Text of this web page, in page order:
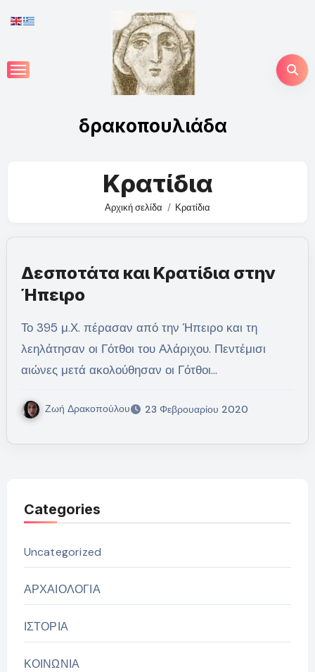
to
δρακοπουλιάδα
Κρατίδια
Αρχική σελίδα Κρατίδια
Δεσποτάτα και Κρατίδια στην
Ήπειρο
Το 395 μ.Χ. πέρασαν από την Ήπειρο και τη
λεηλάτησαν οι Γότθοι του Αλάριχου. Πεντέμισι
αιώνες μετά ακολούθησαν οι Γότθοι…
Ζωή Δρακοπούλου 23 Φεβρουαρίου 2020
Categories
Uncategorized
ΑΡΧΑΙΟΛΟΓΙΑ
ΙΣΤΟΡΙΑ
ΚΟΙΝΩΝΙΑ